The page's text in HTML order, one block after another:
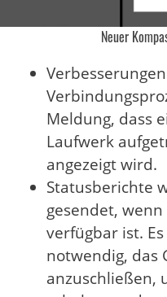
Neuer
Meldung, dass
Laufwerk
angezeigt wird.
Statusberichte
gesendet,
verfügbar ist.
notwendig, das
anzuschließen,